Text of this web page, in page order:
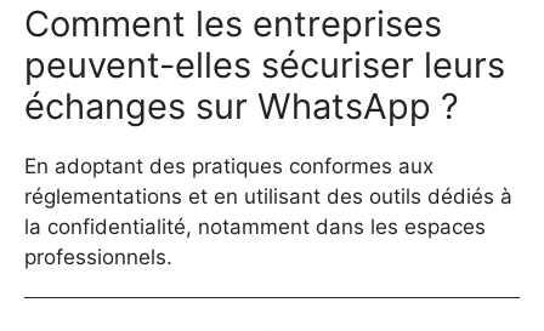
Comment les entreprises
peuvent-elles sécuriser leurs
échanges sur WhatsApp ?
En adoptant des pratiques conformes aux
réglementations et en utilisant des outils dédiés à
la confidentialité, notamment dans les espaces
professionnels.